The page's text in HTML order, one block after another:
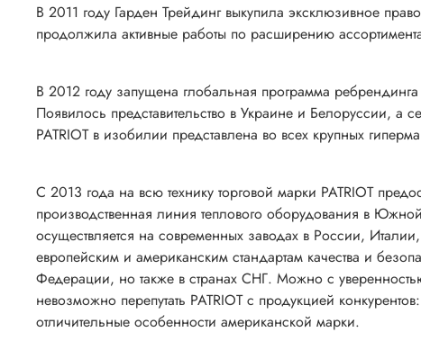
В 2011 году Гарден Трейдинг выкупила эксклюзивное
продолжила активные работы по расширению
В 2012 году запущена глобальная программа
Появилось представительство в Украине и Белоруссии,
PATRIOT в изобилии представлена во всех крупных
С 2013 года на всю технику торговой марки PATRIOT
производственная линия теплового оборудования в
осуществляется на современных заводах в России,
европейским и американским стандартам качества и
Федерации, но также в странах СНГ. Можно с
невозможно перепутать PATRIOT с продукцией
отличительные особенности американской марки.